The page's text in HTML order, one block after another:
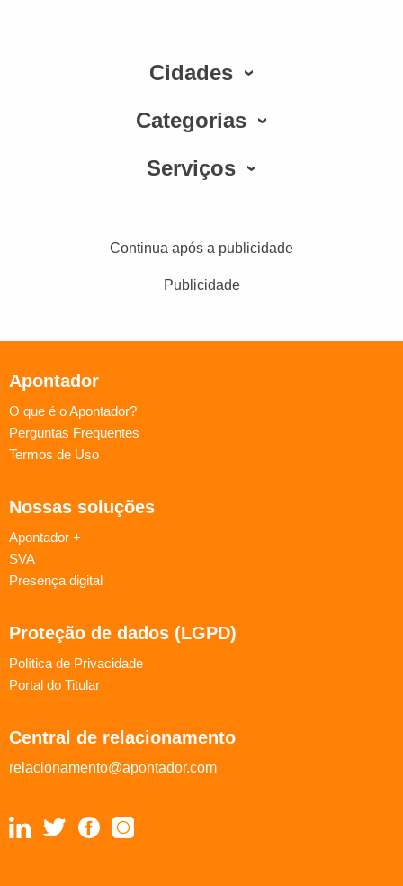
Cidades
Categorias
Serviços
Continua após a publicidade
Publicidade
Apontador
O que é o Apontador?
Perguntas Frequentes
Termos de Uso
Nossas soluções
Apontador +
SVA
Presença digital
Proteção de dados (LGPD)
Política de Privacidade
Portal do Titular
Central de relacionamento
relacionamento@apontador.com